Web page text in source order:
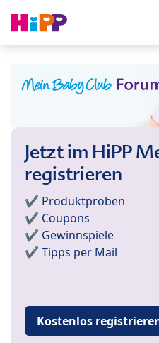
Jetzt im HiPP
registrieren
✔️ Produktproben
✔️ Coupons
✔️ Gewinnspiele
✔️ Tipps per Mail
Kostenlos